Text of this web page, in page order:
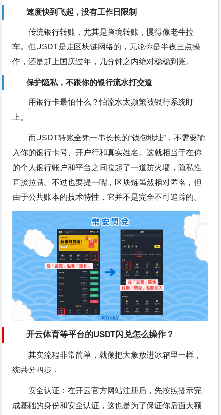
速度快到飞起，没有工作日限制
传统银行转账，尤其是跨境转账，慢得像老牛拉
车。但USDT是走区块链网络的，无论你是半夜三点操
作，还是赶上国庆过年，几分钟之内绝对稳稳到账。
保护隐私，不跟你的银行流水打交道
用银行卡最怕什么？怕流水太频繁被银行系统盯
上。
而USDT转账全凭一串长长的“钱包地址”，不需要输
入你的银行卡号、开户行和真实姓名。这就相当于在你
的个人银行账户和平台之间拉起了一道防火墙，隐私性
直接拉满。不过也要提一嘴，区块链虽然相对匿名，但
由于公共账本的技术特性，它并不是完全不可追踪的。
开云体育等平台的USDT闪兑怎么操作？
其实流程非常简单，就像把大象放进冰箱里一样，
统共分四步：
安全认证：在开云官方网站注册后，先按照提示完
成基础的身份和安全认证，这也是为了保证你后面大额